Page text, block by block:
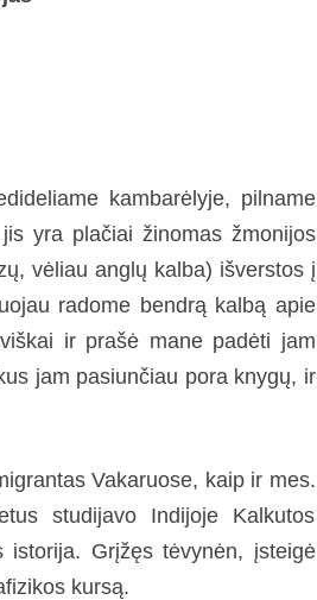
kambarėlyje, pilname
yra plačiai žinomas žmonijos
vėliau anglų kalba) išverstos į
radome bendrą kalbą apie
ir prašė mane padėti jam
jam pasiunčiau pora knygų, ir
Vakaruose, kaip ir mes.
studijavo Indijoje Kalkutos
istorija. Grįžęs tėvynėn, įsteigė
kursą.